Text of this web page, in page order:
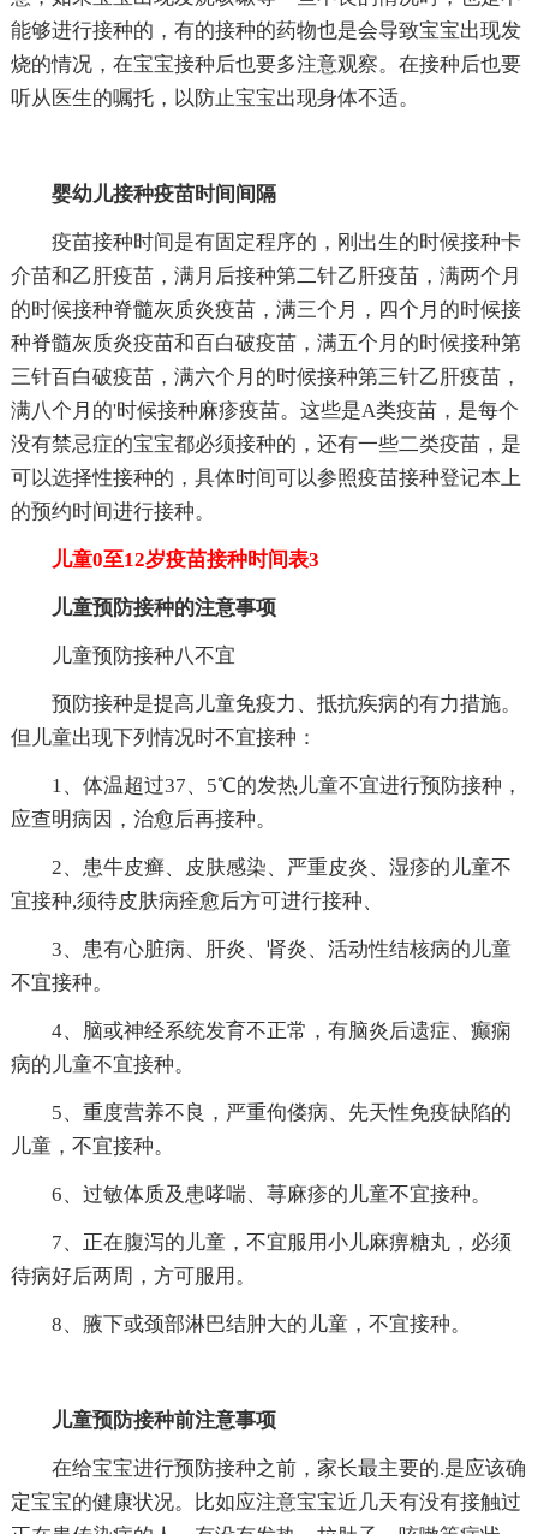
能够进行接种的，有的接种的药物也是会导致宝宝出现发
烧的情况，在宝宝接种后也要多注意观察。在接种后也要
听从医生的嘱托，以防止宝宝出现身体不适。
婴幼儿接种疫苗时间间隔
疫苗接种时间是有固定程序的，刚出生的时候接种卡
介苗和乙肝疫苗，满月后接种第二针乙肝疫苗，满两个月
的时候接种脊髓灰质炎疫苗，满三个月，四个月的时候接
种脊髓灰质炎疫苗和百白破疫苗，满五个月的时候接种第
三针百白破疫苗，满六个月的时候接种第三针乙肝疫苗，
满八个月的'时候接种麻疹疫苗。这些是A类疫苗，是每个
没有禁忌症的宝宝都必须接种的，还有一些二类疫苗，是
可以选择性接种的，具体时间可以参照疫苗接种登记本上
的预约时间进行接种。
儿童0至12岁疫苗接种时间表3
儿童预防接种的注意事项
儿童预防接种八不宜
预防接种是提高儿童免疫力、抵抗疾病的有力措施。
但儿童出现下列情况时不宜接种：
1、体温超过37、5℃的发热儿童不宜进行预防接种，
应查明病因，治愈后再接种。
2、患牛皮癣、皮肤感染、严重皮炎、湿疹的儿童不
宜接种,须待皮肤病痊愈后方可进行接种、
3、患有心脏病、肝炎、肾炎、活动性结核病的儿童
不宜接种。
4、脑或神经系统发育不正常，有脑炎后遗症、癫痫
病的儿童不宜接种。
5、重度营养不良，严重佝偻病、先天性免疫缺陷的
儿童，不宜接种。
6、过敏体质及患哮喘、荨麻疹的儿童不宜接种。
7、正在腹泻的儿童，不宜服用小儿麻痹糖丸，必须
待病好后两周，方可服用。
8、腋下或颈部淋巴结肿大的儿童，不宜接种。
儿童预防接种前注意事项
在给宝宝进行预防接种之前，家长最主要的.是应该确
定宝宝的健康状况。比如应注意宝宝近几天有没有接触过